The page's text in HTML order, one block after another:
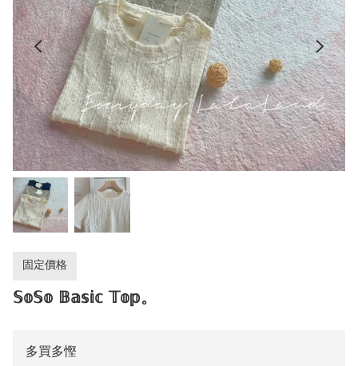
固定價格
𝕊𝕠𝕊𝕠 𝔹𝕒𝕤𝕚𝕔 𝕋𝕠𝕡。
多買多慳